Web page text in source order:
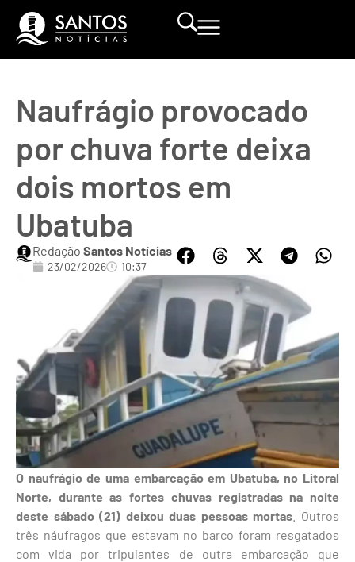
Naufrágio provocado
por chuva forte deixa
dois mortos em
Ubatuba
Redação Santos Notícias
23/02/2026 10:37
O naufrágio de uma embarcação em Ubatuba, no Litoral
Norte, durante as fortes chuvas registradas na noite
deste sábado (21) deixou duas pessoas mortas . Outros
três náufragos que estavam no barco foram resgatados
com vida por tripulantes de outra embarcação que